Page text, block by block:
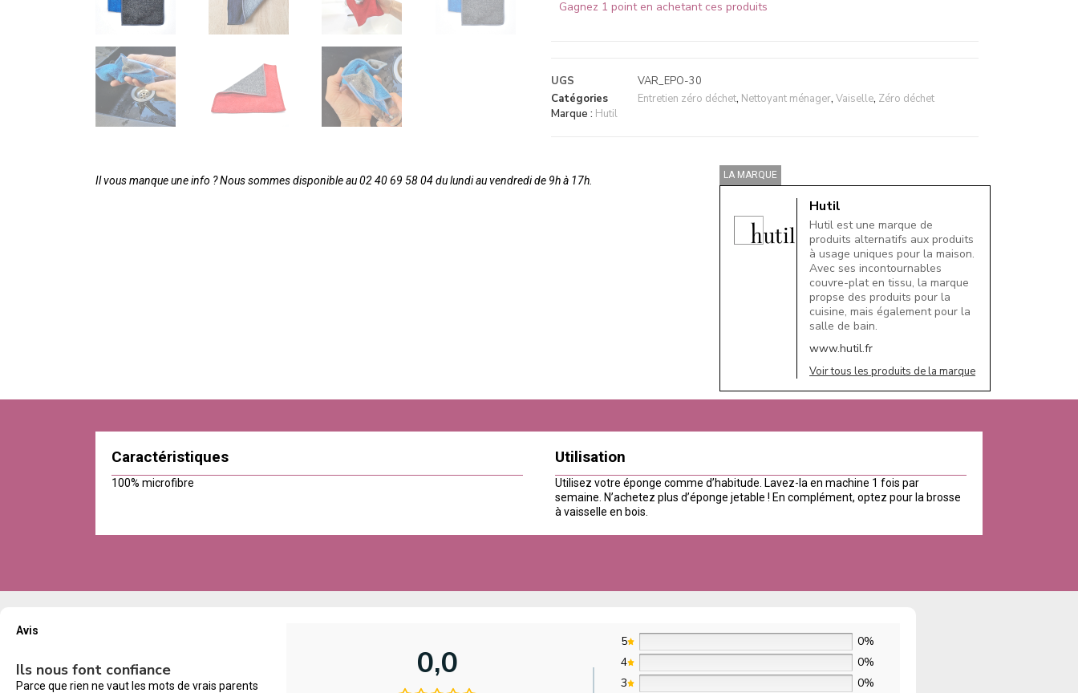
Gagnez 1 point en achetant ces produits
UGS
VAR_EPO-30
Catégories
Entretien zéro déchet, Nettoyant ménager, Vaiselle, Zéro déchet
Marque : Hutil
Il vous manque une info ? Nous sommes disponible au 02 40 69 58 04 du lundi au vendredi de 9h à 17h. LA MARQUE
Hutil
Hutil est une marque de
produits alternatifs aux produits
à usage uniques pour la maison.
Avec ses incontournables
couvre-plat en tissu, la marque
propse des produits pour la
cuisine, mais également pour la
salle de bain.
www.hutil.fr
Voir tous les produits de la marque
Caractéristiques
100% microfibre
Utilisation
Utilisez votre éponge comme d’habitude. Lavez-la en machine 1 fois par
semaine. N’achetez plus d’éponge jetable ! En complément, optez pour la brosse
à vaisselle en bois.
Avis
Ils nous font confiance
Parce que rien ne vaut les mots de vrais parents
0,0
5
0%
4
0%
3
0%